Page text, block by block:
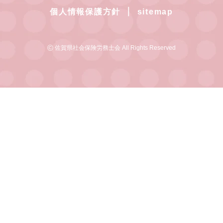
個人情報保護方針 sitemap
© 佐賀県社会保険労務士会 All Rights Reserved